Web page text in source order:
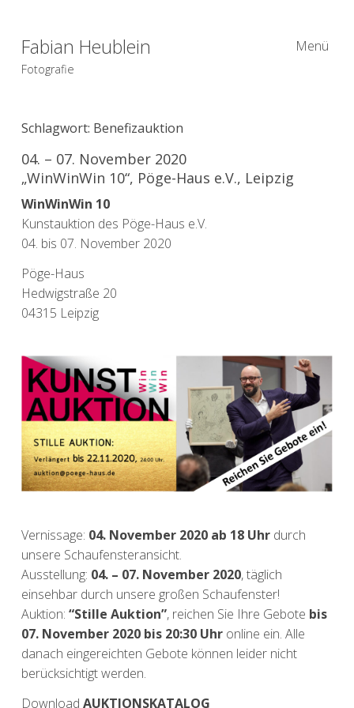
Fabian Heublein
Fotografie
Menü
Schlagwort: Benefizauktion
04. – 07. November 2020
„WinWinWin 10“, Pöge-Haus e.V., Leipzig
WinWinWin 10
Kunstauktion des Pöge-Haus e.V.
04. bis 07. November 2020
Pöge-Haus
Hedwigstraße 20
04315 Leipzig
Vernissage: 04. November 2020 ab 18 Uhrdurch
unsere Schaufensteransicht.
Ausstellung: 04. – 07. November 2020, täglich
einsehbar durch unsere großen Schaufenster!
Auktion: “Stille Auktion”, reichen Sie Ihre Gebote bis
07. November 2020 bis 20:30 Uhronline ein. Alle
danach eingereichten Gebote können leider nicht
berücksichtigt werden.
Download AUKTIONSKATALOG